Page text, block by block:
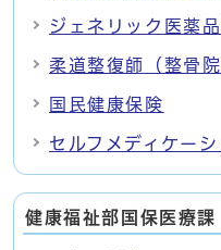
ジェネリック医薬
柔道整復師（整骨
国民健康保険
セルフメディケー
健康福祉部国保医療課